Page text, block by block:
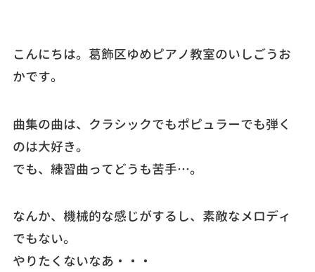
こんにちは。葛飾区ゆめピアノ教室のいしごうお
かです。
曲集の曲は、クラシックでもポピュラーでも弾く
のは大好き。
でも、練習曲ってどうも苦手…。
なんか、機械的な感じがするし、素敵なメロディ
でもない。
やりたくないなあ・・・